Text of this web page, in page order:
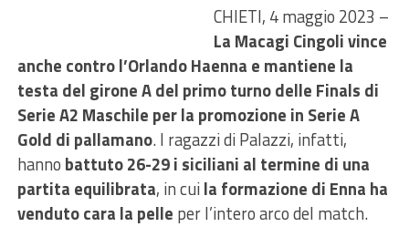
CHIETI, 4 maggio 2023 –
La Macagi Cingoli vince
anche contro l’Orlando Haenna e mantiene la
testa del girone A del primo turno delle Finals di
Serie A2 Maschile per la promozione in Serie A
Gold di pallamano. I ragazzi di Palazzi, infatti,
hanno battuto 26-29 i siciliani al termine di una
partita equilibrata, in cuila formazione di Enna ha
venduto cara la pelle per l’intero arco del match.